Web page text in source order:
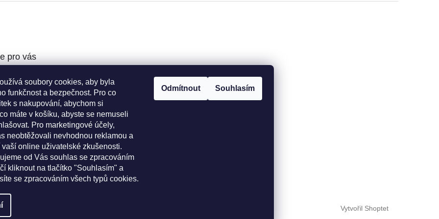
soubory cookies, aby byla
funkčnost a bezpečnost. Pro co
s nakupování, abychom si
máte v košíku, abyste se nemuseli
Pro marketingové účely,
neobtěžovali nevhodnou reklamou a
online uživatelské zkušenosti.
od Vás souhlas se zpracováním
kliknout na tlačítko "Souhlasím" a
se zpracováním všech typů cookies.
Odmítnout Souhlasím
pro vás
osobních
řád
výběr koleček
Vytvořil Shoptet
nastavení cookies